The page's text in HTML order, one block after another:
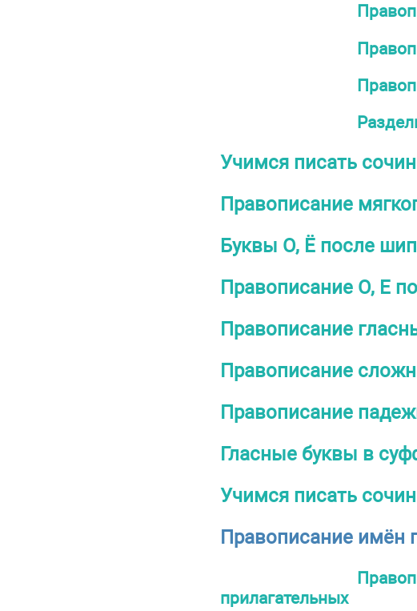
Учимся писать
Правописание
Буквы О, Ё после
Правописание О, Е
Правописание
Правописание
Правописание
Гласные буквы в
Учимся писать
Правописание имён
прилагательных